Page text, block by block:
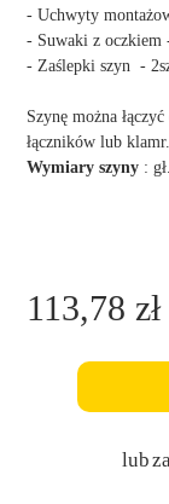
- Uchwyty
- Suwaki z oczkiem
- Zaślepki szyn -
Szynę można
łączników lub klamr.
Wymiary szyny :
113,78 zł
lub